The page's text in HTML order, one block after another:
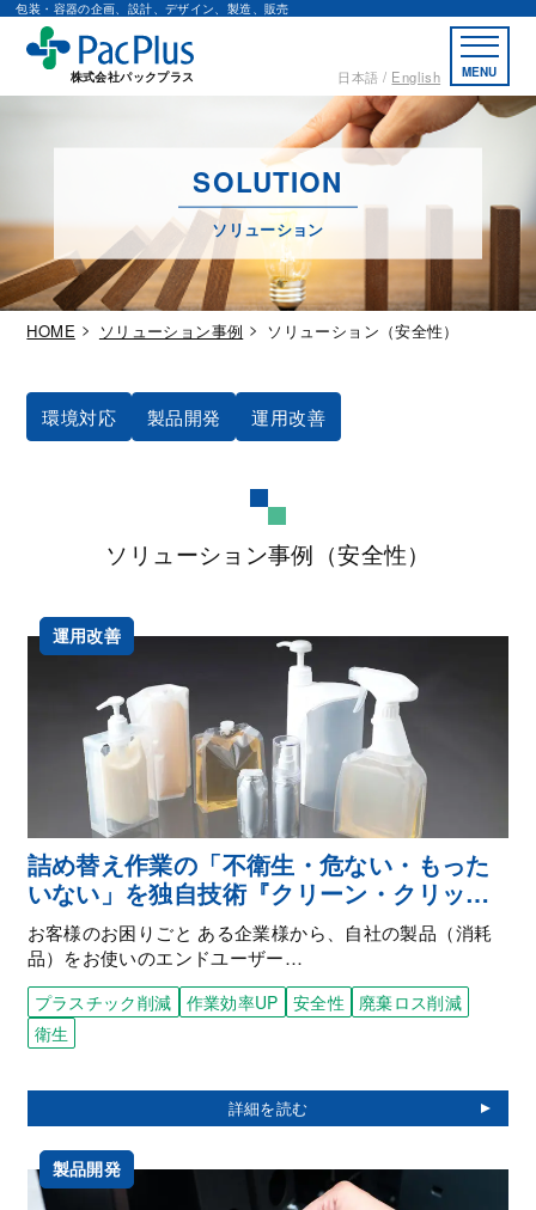
包装・容器の企画、設計、デザイン、製造、販売
株式会社パックプラス 日本語 English MENU
SOLUTION
ソリューション
HOME ソリューション事例 ソリューション（安全性）
環境対応 製品開発 運用改善
ソリューション事例（安全性）
運用改善
詰め替え作業の「不衛生・危ない・もった
いない」を独自技術『クリーン・クリッ
ク・システム®』で解決。
お客様のお困りごと ある企業様から、自社の製品（消耗
品）をお使いのエンドユーザー…
プラスチック削減 作業効率UP 安全性
廃棄ロス削減
衛生
製品開発